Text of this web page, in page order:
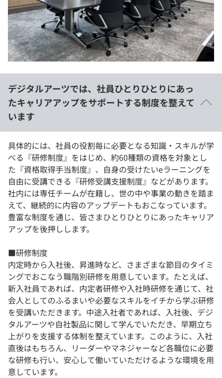
デジタルアーツでは、社員ひとりひとりにあっ
たキャリアアップをサポートする制度を整えて
います
具体的には、社員の役割毎に必要となる知識・スキルが学
べる『研修制度』をはじめ、約60種類の資格を対象とし
た『資格取得手当制度』、自身の受けたいeラーニングを
自由に受講できる『研修受講支援制度』などがあります。
社内には専任チームが在籍し、世の中や事業の動きを踏ま
えて、継続的に内容のアップデートもおこなっています。
豊富な制度を通じ、皆さまひとりひとりにあったキャリア
アップを後押しします。
■研修制度
内定時から入社後、昇進時など、さまざまな節目のタイミ
ングでおこなう職階別研修を用意しています。たとえば、
新入社員であれば、内定者研修や入社時研修を通じて、社
会人としてのふるまいや必要なスキルをイチから学ぶ研修
を受講いただきます。中途入社者であれば、入社後、デジ
タルアーツや自社製品に関して学んでいただき、早期立ち
上がりを支援する体制を整えています。このように、入社
直後はもちろん、リーダーやマネジャーなど各職位に必要
な研修も行い、安心して働いていただけるような環境を用
意しています。